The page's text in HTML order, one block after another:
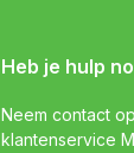
Heb je hulp
Neem contact
klantenservice